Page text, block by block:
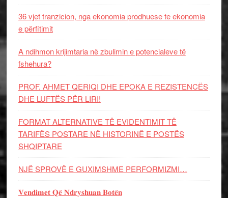
36 vjet tranzicion, nga ekonomia prodhuese te ekonomia
e përfitimit
A ndihmon krijimtaria në zbulimin e potencialeve të
fshehura?
PROF. AHMET QERIQI DHE EPOKA E REZISTENCЁS
DHE LUFTЁS PЁR LIRI!
FORMAT ALTERNATIVE TË EVIDENTIMIT TË
TARIFËS POSTARE NË HISTORINË E POSTËS
SHQIPTARE
NJË SPROVË E GUXIMSHME PERFORMIZMI…
𝐕𝐞𝐧𝐝𝐢𝐦𝐞𝐭 𝐐𝐞̈ 𝐍𝐝𝐫𝐲𝐬𝐡𝐮𝐚𝐧 𝐁𝐨𝐭𝐞̈𝐧